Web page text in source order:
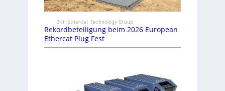
Bild: Ethercat Technology Group
Rekordbeteiligung beim 2026 European
Ethercat Plug Fest